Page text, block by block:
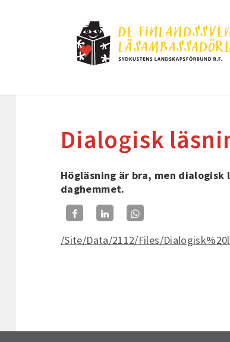
Dialogisk
Högläsning är bra, men
daghemmet.
/Site/Data/2112/Files/